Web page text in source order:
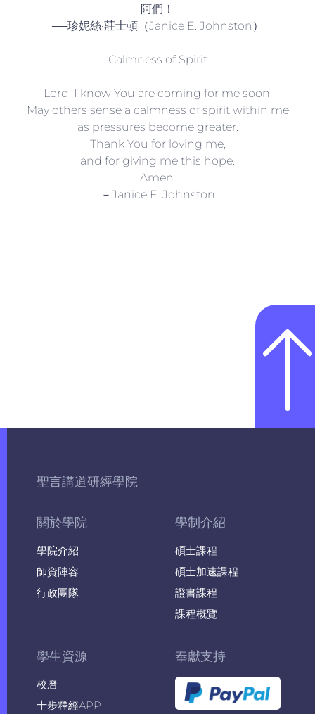
阿們！
──珍妮絲‧莊士頓（Janice E. Johnston）
Calmness of Spirit
Lord, I know You are coming for me soon,
May others sense a calmness of spirit within me
as pressures become greater.
Thank You for loving me,
and for giving me this hope.
Amen.
－Janice E. Johnston
聖言講道研經學院
關於學院
學院介紹
師資陣容
行政團隊
學制介紹
碩士課程
碩士加速課程
證書課程
課程概覽
學生資源
校曆
十步釋經APP
奉獻支持